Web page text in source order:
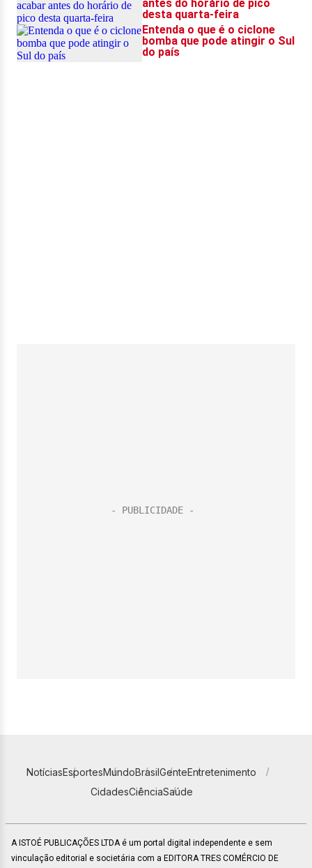
NotíciasEsportesMundoBrasilGenteEntretenimento
CidadesCiênciaSaúde
A ISTOÉ PUBLICAÇÕES LTDA é um portal digital independente e sem
vinculação editorial e societária com a EDITORA TRES COMÉRCIO DE